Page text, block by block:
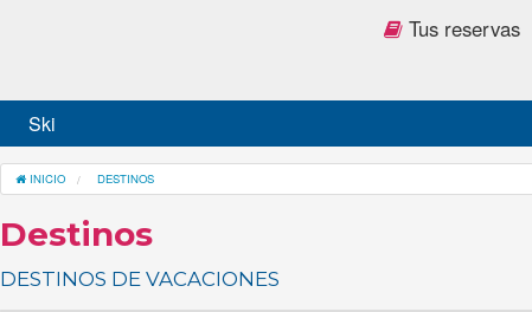
Tus reservas
Ski
INICIO DESTINOS
Destinos
DESTINOS DE VACACIONES